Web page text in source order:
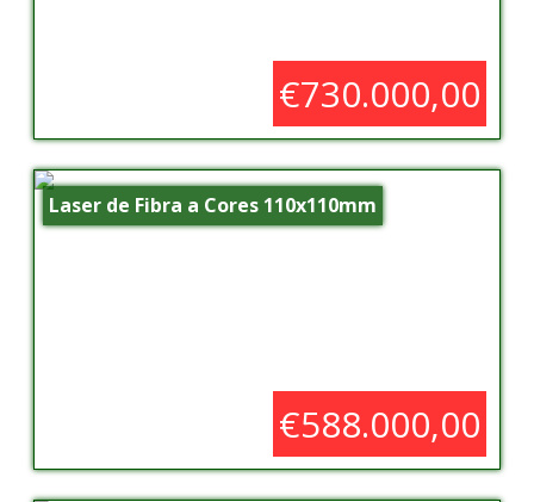
€730.000,00
Laser de Fibra a Cores 110x110mm
€588.000,00